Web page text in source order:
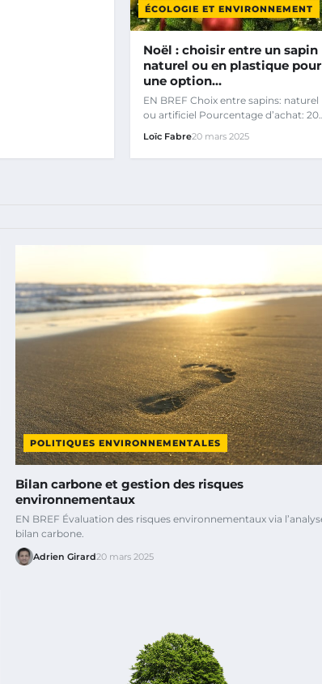
ÉCOLOGIE ET ENVIRONNEMENT
Noël : choisir entre un sapin
naturel ou en plastique pour
une option…
EN BREF Choix entre sapins: naturel
ou artificiel Pourcentage d’achat:
Loïc Fabre20 mars 2025
POLITIQUES ENVIRONNEMENTALES
Bilan carbone et gestion des risques
environnementaux
EN BREF Évaluation des risques environnementaux via
bilan carbone.
Adrien Girard20 mars 2025